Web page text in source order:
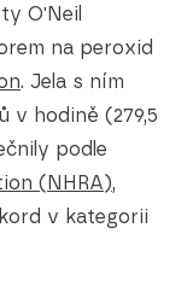
O'Neil
na peroxid
. Jela s ním
v hodině (279,5
podle
(NHRA),
v kategorii